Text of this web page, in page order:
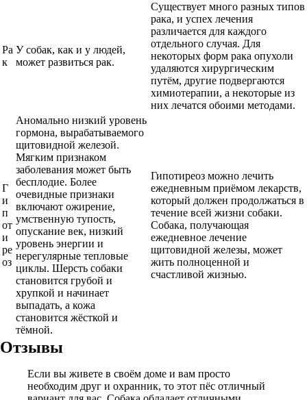
Ра
к
У собак, как и у людей,
может развиться рак.
Существует много разных типов
рака, и успех лечения
различается для каждого
отдельного случая. Для
некоторых форм рака опухоли
удаляются хирургическим
путём, другие подвергаются
химиотерапии, а некоторые из
них лечатся обоими методами.
Г
и
п
от
и
ре
оз
Аномально низкий уровень
гормона, вырабатываемого
щитовидной железой.
Мягким признаком
заболевания может быть
бесплодие. Более
очевидные признаки
включают ожирение,
умственную тупость,
опускание век, низкий
уровень энергии и
нерегулярные тепловые
циклы. Шерсть собаки
становится грубой и
хрупкой и начинает
выпадать, а кожа
становится жёсткой и
тёмной.
Гипотиреоз можно лечить
ежедневным приёмом лекарств,
который должен продолжаться в
течение всей жизни собаки.
Собака, получающая
ежедневное лечение
щитовидной железы, может
жить полноценной и
счастливой жизнью.
Отзывы
Если вы живете в своём доме и вам просто
необходим друг и охранник, то этот пёс отличный